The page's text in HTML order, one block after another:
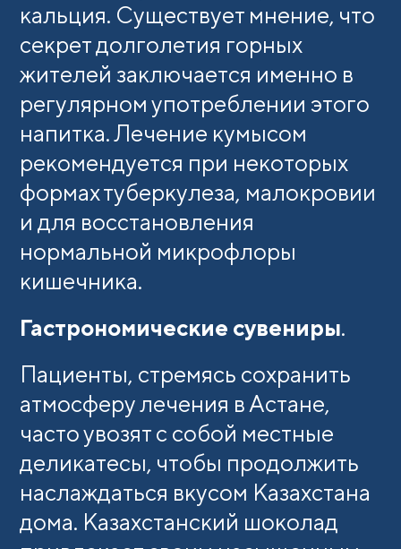
кальция. Существует мнение, что
секрет долголетия горных
жителей заключается именно в
регулярном употреблении этого
напитка. Лечение кумысом
рекомендуется при некоторых
формах туберкулеза, малокровии
и для восстановления
нормальной микрофлоры
кишечника.
Гастрономические сувениры.
Пациенты, стремясь сохранить
атмосферу лечения в Астане,
часто увозят с собой местные
деликатесы, чтобы продолжить
наслаждаться вкусом Казахстана
дома. Казахстанский шоколад